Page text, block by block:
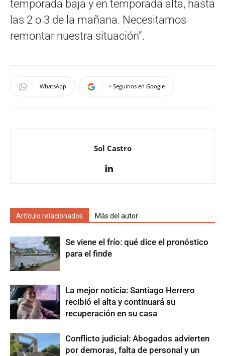
temporada baja y en temporada alta, hasta
las 2 o 3 de la mañana. Necesitamos
remontar nuestra situación”.
WhatsApp + Seguinos en Google
Sol Castro
Artículo relacionados Más del autor
Se viene el frío: qué dice el pronóstico
para el finde
La mejor noticia: Santiago Herrero
recibió el alta y continuará su
recuperación en su casa
Conflicto judicial: Abogados advierten
por demoras, falta de personal y un